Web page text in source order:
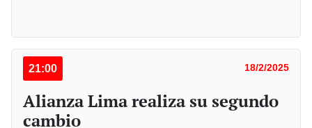
21:00 18/2/2025
Alianza Lima realiza su segundo
cambio